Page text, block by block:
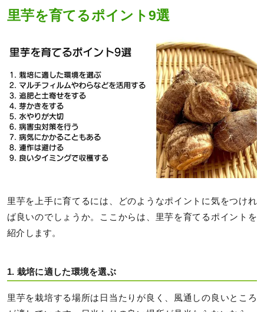
里芋を育てるポイント9選
里芋を上手に育てるには、どのようなポイントに気をつけれ
ば良いのでしょうか。ここからは、里芋を育てるポイントを
紹介します。
1. 栽培に適した環境を選ぶ
里芋を栽培する場所は日当たりが良く、風通しの良いところ